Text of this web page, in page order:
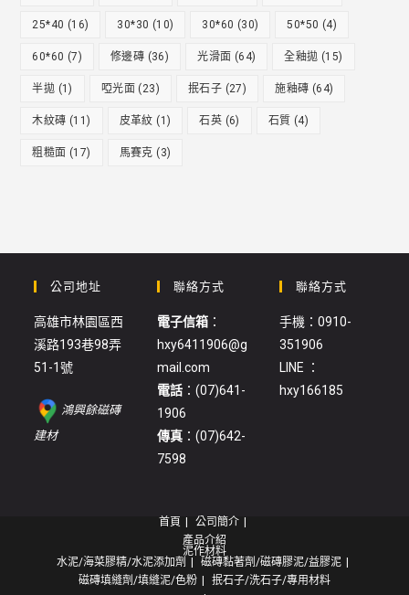
25*40 (16) 30*30 (10) 30*60 (30) 50*50 (4)
60*60 (7) 修邊磚 (36) 光滑面 (64) 全釉拋 (15)
半拋 (1) 啞光面 (23) 抿石子 (27) 施釉磚 (64)
木紋磚 (11) 皮革紋 (1) 石英 (6) 石質 (4)
粗糙面 (17) 馬賽克 (3)
公司地址
高雄市林園區西
溪路193巷98弄
51-1號
鴻興餘磁磚
建材:
泥
聯絡方式
電子信箱：
hxy6411906@g
mail.com
電話：(07)641-
1906
傳真：(07)642-
7598
聯絡方式
手機：0910-
351906
LINE ：
hxy166185
首頁
公司簡介
產品介紹
泥作材料
水泥/海菜膠精/水泥添加劑
磁磚黏著劑/磁磚膠泥/益膠泥
磁磚填縫劑/填縫泥/色粉
抿石子/洗石子/專用材料